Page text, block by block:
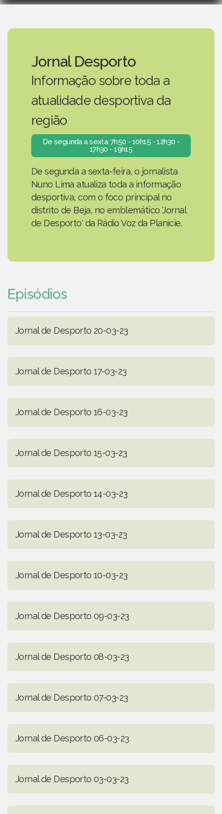
Jornal Desporto
Informação sobre toda a
atualidade desportiva da
região
De segunda a sexta: 7h50 - 10h15 - 12h30 -
17h30 - 19h15
De segunda a sexta-feira, o jornalista
Nuno Lima atualiza toda a informação
desportiva, com o foco principal no
distrito de Beja, no emblemático 'Jornal
de Desporto' da Rádio Voz da Planície.
Episódios
Jornal de Desporto 20-03-23
Jornal de Desporto 17-03-23
Jornal de Desporto 16-03-23
Jornal de Desporto 15-03-23
Jornal de Desporto 14-03-23
Jornal de Desporto 13-03-23
Jornal de Desporto 10-03-23
Jornal de Desporto 09-03-23
Jornal de Desporto 08-03-23
Jornal de Desporto 07-03-23
Jornal de Desporto 06-03-23
Jornal de Desporto 03-03-23